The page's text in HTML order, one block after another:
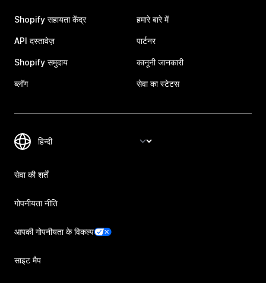
Shopify सहायता केंद्र
API दस्तावेज़
Shopify समुदाय
ब्लॉग
हमारे बारे में
पार्टनर
कानूनी जानकारी
सेवा का स्टेटस
सेवा की शर्तें
गोपनीयता नीति
आपकी गोपनीयता के विकल्प
साइट मैप